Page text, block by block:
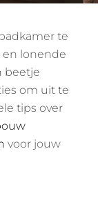
te
en lonende
beetje
om uit te
tips over
voor jouw